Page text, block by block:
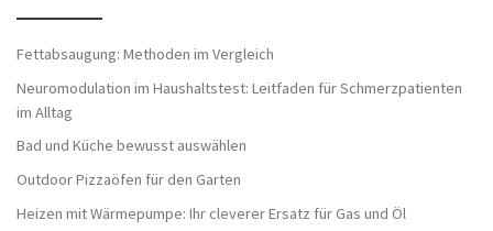
Fettabsaugung: Methoden im Vergleich
Neuromodulation im Haushaltstest: Leitfaden für Schmerzpatienten
im Alltag
Bad und Küche bewusst auswählen
Outdoor Pizzaöfen für den Garten
Heizen mit Wärmepumpe: Ihr cleverer Ersatz für Gas und Öl